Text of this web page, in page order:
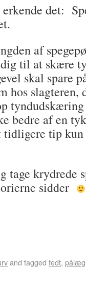
det:
af
til at skære
skal spare
hos slagteren,
bedre af en
tip
tage krydrede
sidder
and tagged fedt, pålæg